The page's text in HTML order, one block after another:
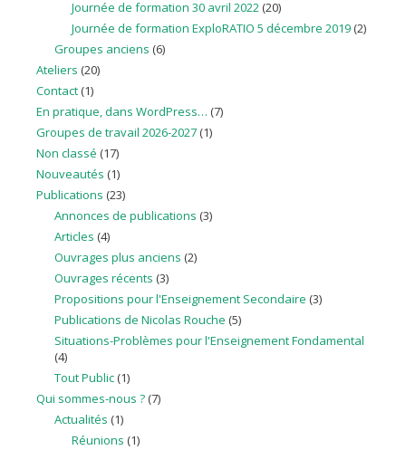
Journée de formation 30 avril 2022 (20)
Journée de formation ExploRATIO 5 décembre 2019 (2)
Groupes anciens (6)
Ateliers (20)
Contact (1)
En pratique, dans WordPress… (7)
Groupes de travail 2026-2027 (1)
Non classé (17)
Nouveautés (1)
Publications (23)
Annonces de publications (3)
Articles (4)
Ouvrages plus anciens (2)
Ouvrages récents (3)
Propositions pour l'Enseignement Secondaire (3)
Publications de Nicolas Rouche (5)
Situations-Problèmes pour l'Enseignement Fondamental
(4)
Tout Public(1)
Qui sommes-nous ? (7)
Actualités (1)
Réunions (1)